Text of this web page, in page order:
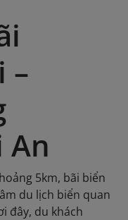
–
An
5km, bãi biển
du lịch biển quan
đây, du khách